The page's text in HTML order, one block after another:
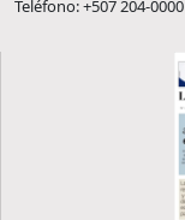
Teléfono: +507 204-0000